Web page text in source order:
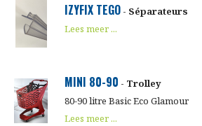
IZYFIX TEGO- Séparateurs
Lees meer ...
MINI 80-90 - Trolley
80-90 litre Basic Eco Glamour
Lees meer ...